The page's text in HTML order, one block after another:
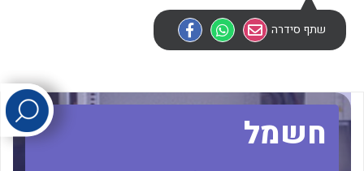
לכל מוצרי היצרן
שתף סידרה
חשמל